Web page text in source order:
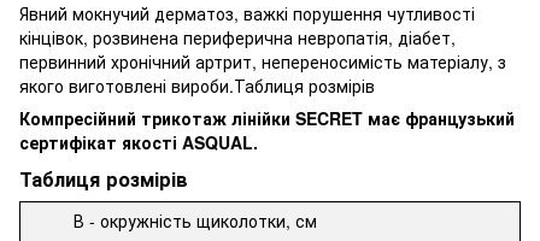
Явний мокнучий дерматоз, важкі порушення чутливості
кінцівок, розвинена периферична невропатія, діабет,
первинний хронічний артрит, непереносимість матеріалу, з
якого виготовлені вироби.Таблиця розмірів
Компресійний трикотаж лінійки SECRET має французький
сертифікат якості ASQUAL.
Таблиця розмірів
В - окружність щиколотки, см